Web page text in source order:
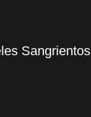
Sangrientos